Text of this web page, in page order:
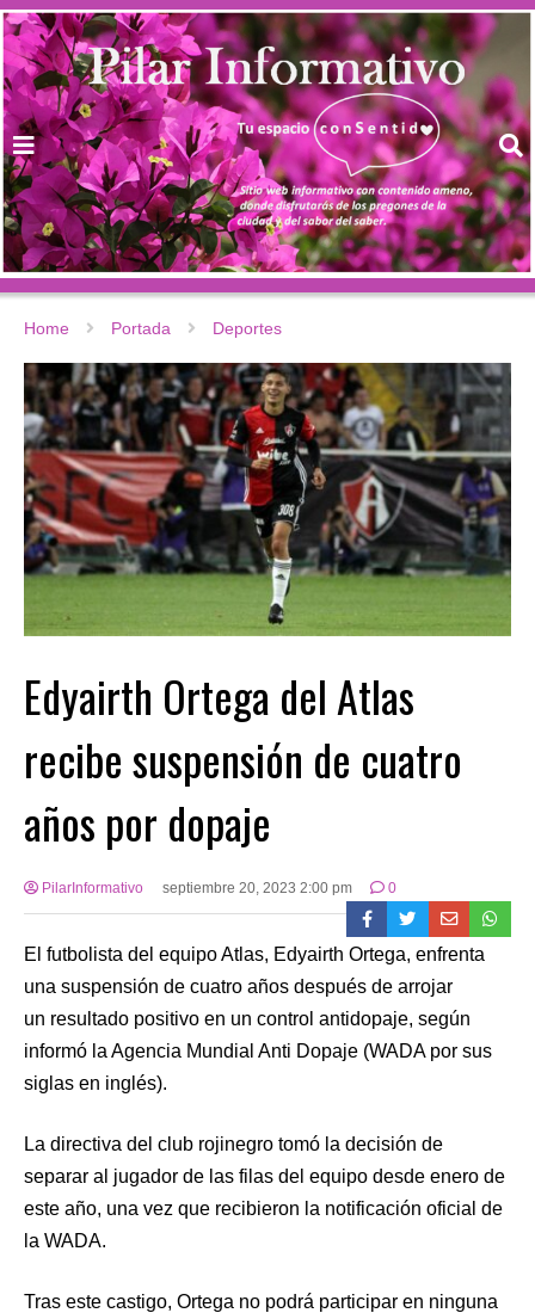
Home Portada Deportes
Edyairth Ortega del Atlas
recibe suspensión de cuatro
años por dopaje
PilarInformativo septiembre 20, 2023 2:00 pm 0
El futbolista del equipo Atlas, Edyairth Ortega, enfrenta
una suspensión de cuatro años después de arrojar
un resultado positivo en un control antidopaje, según
informó la Agencia Mundial Anti Dopaje (WADA por sus
siglas en inglés).
La directiva del club rojinegro tomó la decisión de
separar al jugador de las filas del equipo desde enero de
este año, una vez que recibieron la notificación oficial de
la WADA.
Tras este castigo, Ortega no podrá participar en ninguna